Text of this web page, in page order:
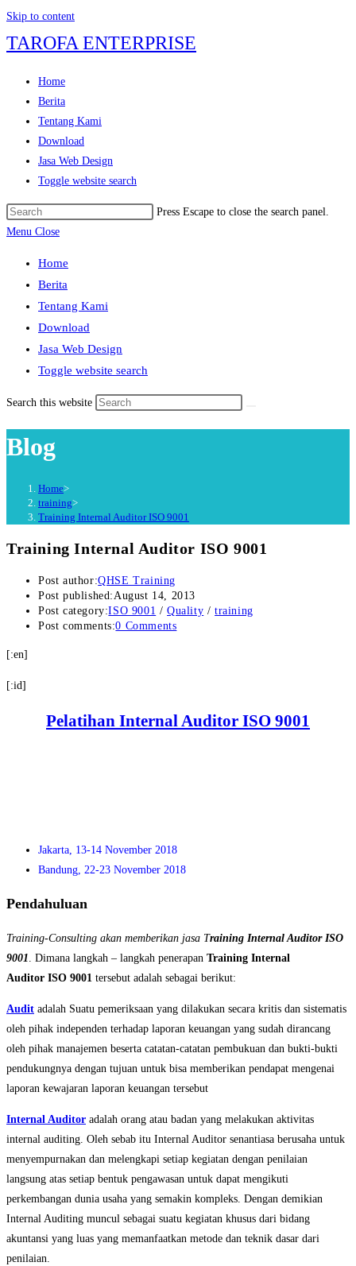
Skip to content
TAROFA ENTERPRISE
Home
Berita
Tentang Kami
Download
Jasa Web Design
Toggle website search
Press Escape to close the search panel.
Menu Close
Home
Berita
Tentang Kami
Download
Jasa Web Design
Toggle website search
Search this website
Blog
Home>
training>
Training Internal Auditor ISO 9001
Training Internal Auditor ISO 9001
Post author:QHSE Training
Post published:August 14, 2013
Post category:ISO 9001 / Quality / training
Post comments:0 Comments
[:en]
[:id]
Pelatihan Internal Auditor ISO 9001
Jakarta, 13-14 November 2018
Bandung, 22-23 November 2018
Pendahuluan
Training-Consulting akan memberikan jasa Training Internal Auditor ISO
9001. Dimana langkah – langkah penerapan Training Internal
Auditor ISO 9001 tersebut adalah sebagai berikut:
Audit adalah Suatu pemeriksaan yang dilakukan secara kritis dan sistematis
oleh pihak independen terhadap laporan keuangan yang sudah dirancang
oleh pihak manajemen beserta catatan-catatan pembukuan dan bukti-bukti
pendukungnya dengan tujuan untuk bisa memberikan pendapat mengenai
laporan kewajaran laporan keuangan tersebut
Internal Auditor adalah orang atau badan yang melakukan aktivitas
internal auditing. Oleh sebab itu Internal Auditor senantiasa berusaha untuk
menyempurnakan dan melengkapi setiap kegiatan dengan penilaian
langsung atas setiap bentuk pengawasan untuk dapat mengikuti
perkembangan dunia usaha yang semakin kompleks. Dengan demikian
Internal Auditing muncul sebagai suatu kegiatan khusus dari bidang
akuntansi yang luas yang memanfaatkan metode dan teknik dasar dari
penilaian.